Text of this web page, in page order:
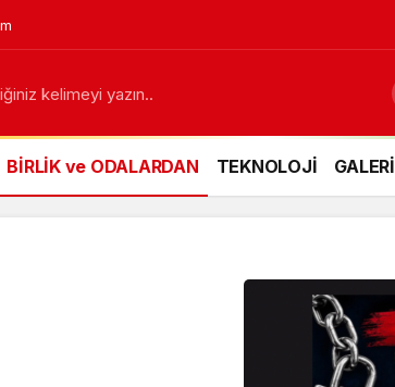
kelimeyi yazın..
BİRLİK ve ODALARDAN TEKNOLOJİ GALERİ